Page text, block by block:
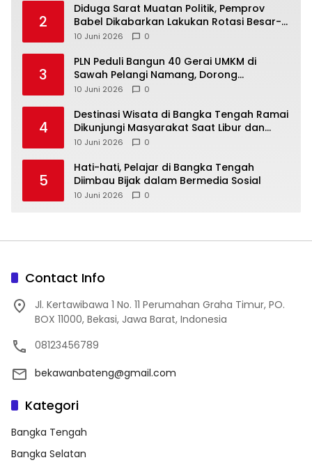
2
‎Diduga Sarat Muatan Politik, Pemprov
Babel Dikabarkan Lakukan Rotasi Besar-
10 Juni 2026 0
3
‎PLN Peduli Bangun 40 Gerai UMKM di
Sawah Pelangi Namang, Dorong
10 Juni 2026 0
4
‎Destinasi Wisata di Bangka Tengah Ramai
Dikunjungi Masyarakat Saat Libur dan
Akhir Pekan
10 Juni 2026 0
5
‎Hati-hati, Pelajar di Bangka Tengah
Diimbau Bijak dalam Bermedia Sosial
10 Juni 2026 0
Contact Info
Jl. Kertawibawa 1 No. 11 Perumahan Graha Timur, PO.
BOX 11000, Bekasi, Jawa Barat, Indonesia
08123456789
bekawanbateng@gmail.com
Kategori
Bangka Tengah
Bangka Selatan